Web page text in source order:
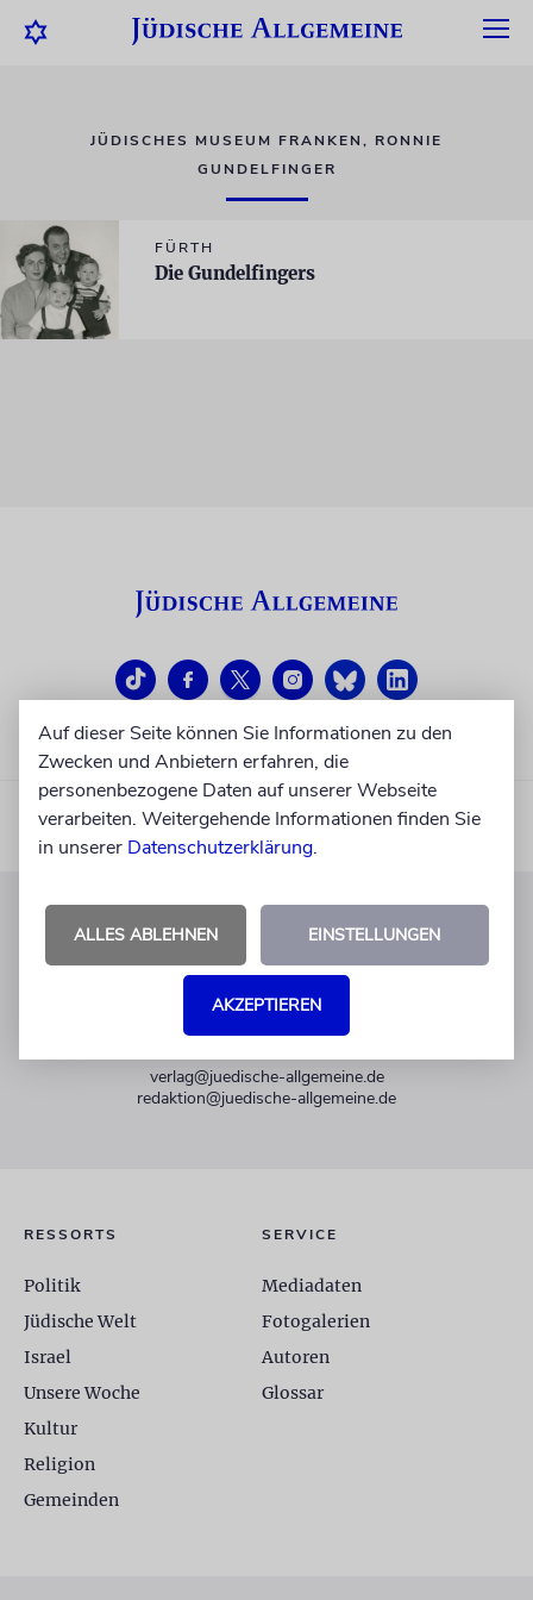
JÜDISCHES MUSEUM FRANKEN, RONNIE
GUNDELFINGER
FÜRTH
Die Gundelfingers
KUNDENSERVICE
Mo-Do 9-17 Uhr
Fr 9-14 Uhr
verlag@juedische-allgemeine.de
redaktion@juedische-allgemeine.de
RESSORTS
Politik
Jüdische Welt
Israel
Unsere Woche
Kultur
Religion
Gemeinden
SERVICE
Mediadaten
Fotogalerien
Autoren
Glossar
Auf dieser Seite können Sie Informationen zu den
Zwecken und Anbietern erfahren, die
personenbezogene Daten auf unserer Webseite
verarbeiten. Weitergehende Informationen finden Sie
in unserer Datenschutzerklärung.
ALLES ABLEHNEN EINSTELLUNGEN
AKZEPTIEREN